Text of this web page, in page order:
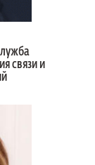
связи и